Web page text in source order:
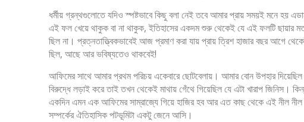
ধর্মীয় গ্রন্থগুলোতে যদিও স্পষ্টভাবে কিছু বলা নেই তবে আমার প্রায় সময়ই মনে
এই ফল খেয়ে থাকুক বা না থাকুক, ইতিহাসের একদম শুরু থেকেই যে এই ফলটি ছায়ার
ছিল না। প্রত্নতাত্ত্বিকভাবেই আজ প্রমাণ করা যায় প্রায় ত্রিশ হাজার বছর আগে
ছিল, আছে আর ভবিষ্যতেও থাকবেই!
আফিমের সাথে আমার প্রথম পরিচয় একেবারে ছোটবেলায়। আমার বোন উপহার দিয়েছিল
বিরুদ্ধে লড়াই করে তাই তখন থেকেই মাথায় গেঁথে গিয়েছিল যে এটা খারাপ
একদিন এমন এক আফিমের সাম্রাজ্যে গিয়ে হাজির হব আর এত কাছ থেকে এই নীল নীল
সম্পর্কের ঐতিহাসিক পটভূমিটা একটু জেনে আসি।